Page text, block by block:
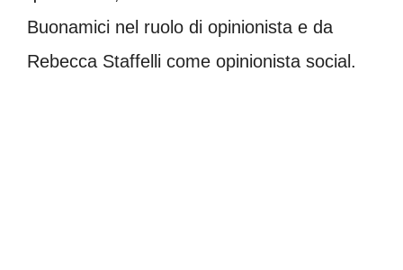
Buonamici nel ruolo di opinionista e da
Rebecca Staffelli come opinionista social.